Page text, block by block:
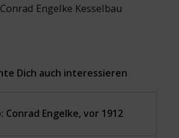
Conrad Engelke Kesselbau
Dich auch interessieren
Conrad Engelke, vor 1912